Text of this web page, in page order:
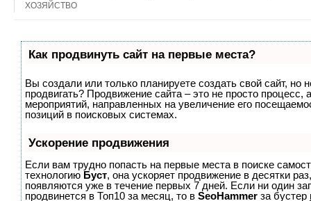
ХОЗЯЙСТВО
Как продвинуть сайт на первые места?
Вы создали или только планируете создать свой сайт, но
продвигать? Продвижение сайта – это не просто процесс,
мероприятий, направленных на увеличение его
позиций в поисковых системах.
Ускорение продвижения
Если вам трудно попасть на первые места в поиске
технологию Буст, она ускоряет продвижение в десятки
появляются уже в течение первых 7 дней. Если ни один
продвинется в Топ10 за месяц, то в SeoHammer за бустер